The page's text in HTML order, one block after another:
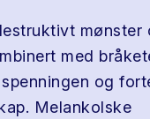
mønster
med
og
Melankolske